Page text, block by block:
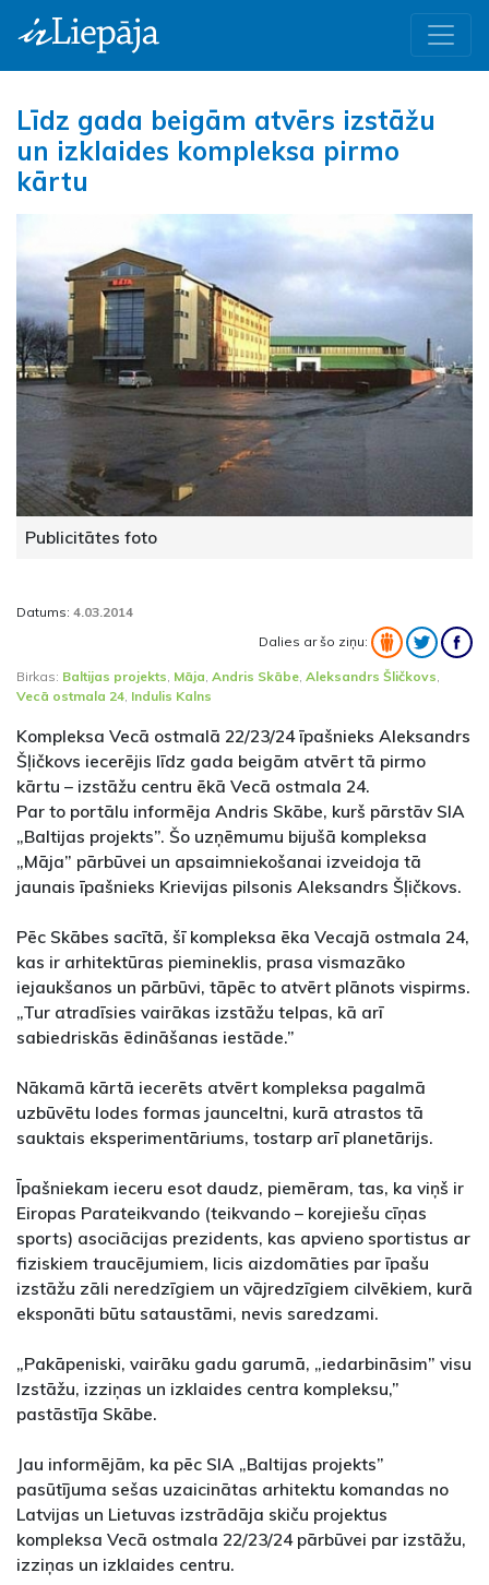
Līdz gada beigām atvērs izstāžu
un izklaides kompleksa pirmo
kārtu
Publicitātes foto
Datums: 4.03.2014
Dalies ar šo ziņu:
Birkas: Baltijas projekts, Māja, Andris Skābe, Aleksandrs Šličkovs,
Vecā ostmala 24, Indulis Kalns
Kompleksa Vecā ostmalā 22/23/24 īpašnieks Aleksandrs
Šļičkovs iecerējis līdz gada beigām atvērt tā pirmo
kārtu – izstāžu centru ēkā Vecā ostmala 24.
Par to portālu informēja Andris Skābe, kurš pārstāv SIA
„Baltijas projekts”. Šo uzņēmumu bijušā kompleksa
„Māja” pārbūvei un apsaimniekošanai izveidoja tā
jaunais īpašnieks Krievijas pilsonis Aleksandrs Šļičkovs.
Pēc Skābes sacītā, šī kompleksa ēka Vecajā ostmala 24,
kas ir arhitektūras piemineklis, prasa vismazāko
iejaukšanos un pārbūvi, tāpēc to atvērt plānots vispirms.
„Tur atradīsies vairākas izstāžu telpas, kā arī
sabiedriskās ēdināšanas iestāde.”
Nākamā kārtā iecerēts atvērt kompleksa pagalmā
uzbūvētu lodes formas jaunceltni, kurā atrastos tā
sauktais eksperimentāriums, tostarp arī planetārijs.
Īpašniekam ieceru esot daudz, piemēram, tas, ka viņš ir
Eiropas Parateikvando (teikvando – korejiešu cīņas
sports) asociācijas prezidents, kas apvieno sportistus ar
fiziskiem traucējumiem, licis aizdomāties par īpašu
izstāžu zāli neredzīgiem un vājredzīgiem cilvēkiem, kurā
eksponāti būtu sataustāmi, nevis saredzami.
„Pakāpeniski, vairāku gadu garumā, „iedarbināsim” visu
Izstāžu, izziņas un izklaides centra kompleksu,”
pastāstīja Skābe.
Jau informējām, ka pēc SIA „Baltijas projekts”
pasūtījuma sešas uzaicinātas arhitektu komandas no
Latvijas un Lietuvas izstrādāja skiču projektus
kompleksa Vecā ostmala 22/23/24 pārbūvei par izstāžu,
izziņas un izklaides centru.